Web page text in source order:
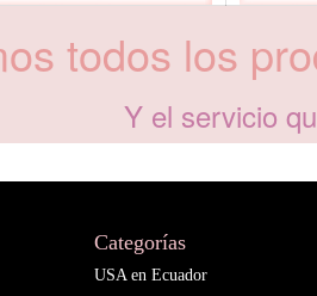
todos los
Y el servicio
Categorías
USA en Ecuador